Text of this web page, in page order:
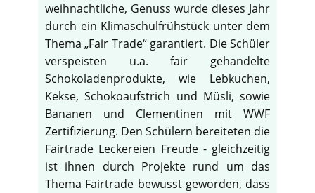
weihnachtliche, Genuss wurde dieses Jahr
durch ein Klimaschulfrühstück unter dem
Thema „Fair Trade“ garantiert. Die Schüler
verspeisten u.a. fair gehandelte
Schokoladenprodukte, wie Lebkuchen,
Kekse, Schokoaufstrich und Müsli, sowie
Bananen und Clementinen mit WWF
Zertifizierung. Den Schülern bereiteten die
Fairtrade Leckereien Freude - gleichzeitig
ist ihnen durch Projekte rund um das
Thema Fairtrade bewusst geworden, dass